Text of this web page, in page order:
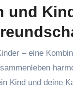
und
Kind und deine